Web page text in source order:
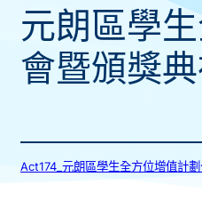
元朗區學
會暨頒獎
Act174_元朗區學生全方位增值計